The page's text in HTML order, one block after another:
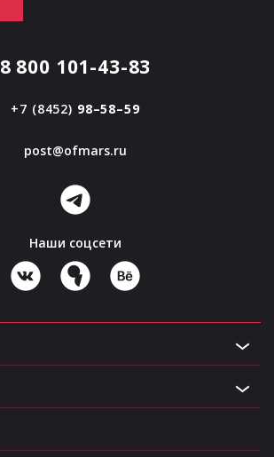
8 800 101-43-83
+7 (8452) 98–58–59
post@ofmars.ru
Наши соцсети